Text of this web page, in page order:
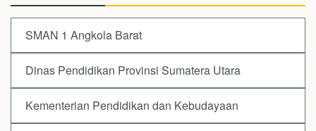
SMAN 1 Angkola Barat
Dinas Pendidikan Provinsi Sumatera Utara
Kementerian Pendidikan dan Kebudayaan